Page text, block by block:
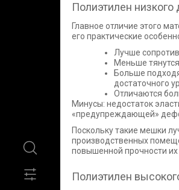
Полиэтилен низкого
Главное отличие этого
его практические
Лучше
Меньше
Больше
достаточного
Отличаются
Минусы: недостаток
«предупреждающей»
Поскольку такие мешки
производственных
повышенной прочности
Полиэтилен